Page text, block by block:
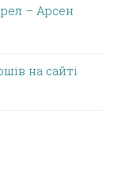
– Арсен
на сайті